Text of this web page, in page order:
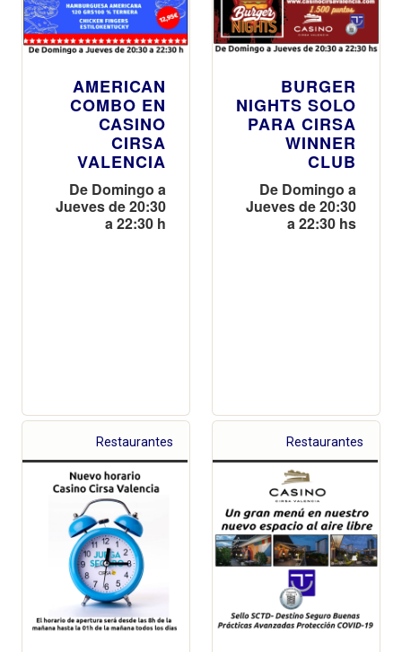
AMERICAN
COMBO EN
CASINO
CIRSA
VALENCIA
De Domingo a
Jueves de 20:30
a 22:30 h
BURGER
NIGHTS SOLO
PARA CIRSA
WINNER
CLUB
De Domingo a
Jueves de 20:30
a 22:30 hs
Restaurantes Restaurantes